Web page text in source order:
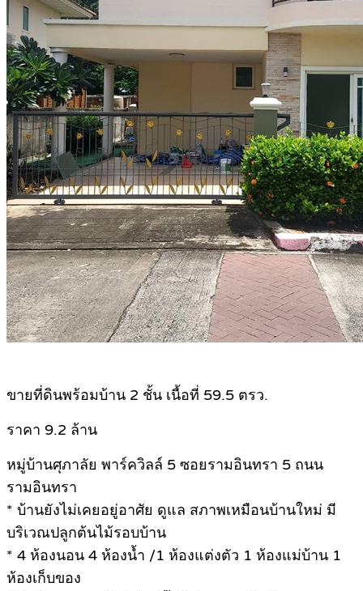
ขายที่ดินพร้อมบ้าน 2 ชั้น เนื้อที่ 59.5 ตรว.
ราคา 9.2 ล้าน
หมู่บ้านศุภาลัย พาร์ควิลล์ 5 ซอยรามอินทรา 5 ถนน
รามอินทรา
* บ้านยังไม่เคยอยู่อาศัย ดูแล สภาพเหมือนบ้านใหม่ มี
บริเวณปลูกต้นไม้รอบบ้าน
* 4 ห้องนอน 4 ห้องน้ำ /1 ห้องแต่งตัว 1 ห้องแม่บ้าน 1
ห้องเก็บของ